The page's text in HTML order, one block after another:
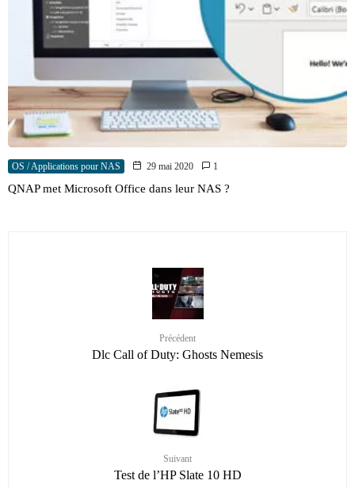
OS / Applications pour NAS 29 mai 2020 1
QNAP met Microsoft Office dans leur NAS ?
Précédent
Dlc Call of Duty: Ghosts Nemesis
Suivant
Test de l’HP Slate 10 HD